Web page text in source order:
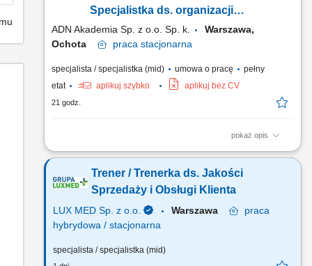
Specjalistka ds. organizacji
szkoleń
ADN Akademia Sp. z o.o. Sp. k.
Warszawa,
Ochota
praca stacjonarna
specjalista / specjalistka (mid) umowa o pracę
pełny
etat
aplikuj szybko aplikuj bez CV
21 godz.
pokaż opis
Zadania: Kompleksowe zarządzanie projektami edukacyjnymi i
realizację. Samodzielna organizacja szkoleń i warsztatów na
terenie całego kraju, w tym planowanie logistyczne.
Trener / Trenerka ds. Jakości
Sprzedaży i Obsługi Klienta
LUX MED Sp. z o.o. Warszawa
praca
hybrydowa / stacjonarna
specjalista / specjalistka (mid)